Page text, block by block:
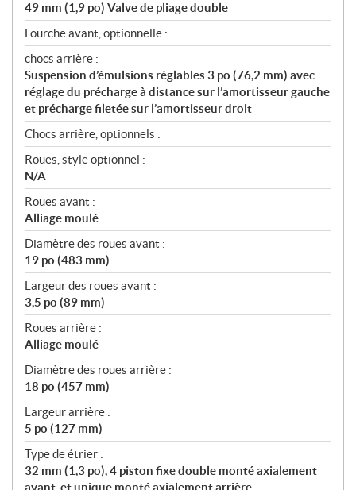
49 mm (1,9 po) Valve de pliage double
Fourche avant, optionnelle :
chocs arrière :
Suspension d’émulsions réglables 3 po (76,2 mm) avec
réglage du précharge à distance sur l’amortisseur gauche
et précharge filetée sur l’amortisseur droit
Chocs arrière, optionnels :
Roues, style optionnel :
N/A
Roues avant :
Alliage moulé
Diamètre des roues avant :
19 po (483 mm)
Largeur des roues avant :
3,5 po (89 mm)
Roues arrière :
Alliage moulé
Diamètre des roues arrière :
18 po (457 mm)
Largeur arrière :
5 po (127 mm)
Type de étrier :
32 mm (1,3 po), 4 piston fixe double monté axialement